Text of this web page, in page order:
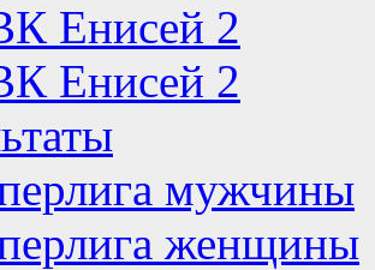
Енисей 2
Енисей 2
мужчины
женщины